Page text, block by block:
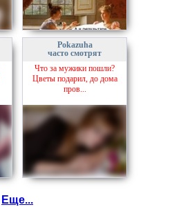
Pokazuha
часто смотрят
Что за мужики пошли?
Цветы подарил, до дома
пров...
Еще...